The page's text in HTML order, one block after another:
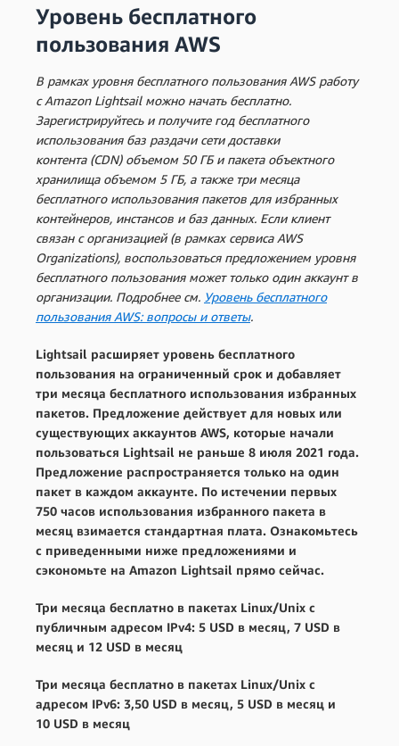
Уровень бесплатного
пользования AWS
В рамках уровня бесплатного пользования AWS работу
с Amazon Lightsail можно начать бесплатно.
Зарегистрируйтесь и получите год бесплатного
использования баз раздачи сети доставки
контента (CDN) объемом 50 ГБ и пакета объектного
хранилища объемом 5 ГБ, а также три месяца
бесплатного использования пакетов для избранных
контейнеров, инстансов и баз данных. Если клиент
связан с организацией (в рамках сервиса AWS
Organizations), воспользоваться предложением уровня
бесплатного пользования может только один аккаунт в
организации. Подробнее см. Уровень бесплатного
пользования AWS: вопросы и ответы.
Lightsail расширяет уровень бесплатного
пользования на ограниченный срок и добавляет
три месяца бесплатного использования избранных
пакетов. Предложение действует для новых или
существующих аккаунтов AWS, которые начали
пользоваться Lightsail не раньше 8 июля 2021 года.
Предложение распространяется только на один
пакет в каждом аккаунте. По истечении первых
750 часов использования избранного пакета в
месяц взимается стандартная плата. Ознакомьтесь
с приведенными ниже предложениями и
сэкономьте на Amazon Lightsail прямо сейчас.
Три месяца бесплатно в пакетах Linux/Unix с
публичным адресом IPv4: 5 USD в месяц, 7 USD в
месяц и 12 USD в месяц
Три месяца бесплатно в пакетах Linux/Unix с
адресом IPv6: 3,50 USD в месяц, 5 USD в месяц и
10 USD в месяц